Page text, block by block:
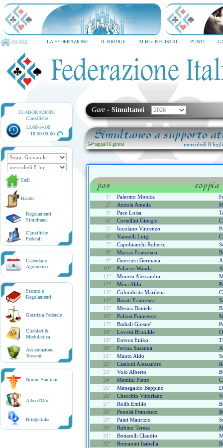
TORNEO CITTA' DI MILANO
6-8 dicembre 2026
HOME LA FEDERAZIONE IL BRIDGE ALBI e REGISTRI PUNTI
ELABORAZIONI
Classifiche
13.00-14.00
18.00-09.00
Sedi
Bando
Regolamenti
Simultanei
Classifiche
Federali
6
Calendario
Agonistico
Statuto e
Regolamenti
Giustizia Federale
Circolari &
Modulistica
Assicurazione
Tesserati
Norme Sanitarie
Albo d'Oro
Bridgelinks
Gare - Simultanei
Simultaneo a supporto
54ª tappa/16 gironi mercoledì 8
pos coppia
1° Palermo Monica
2°
Anzola Amelia
3°
Pace Luisa
4°
Cortellini Giorgio
5°
Iucolano Vincenzo
6°
Vannelli Luigi
7°
Capobianchi Roberto
8°
Marras Francesco
9°
Guerrieri Germana
10°
Polacco Wanda
11°
Moneta Alessandra
12°
Mina Aldo
13°
Colombrita Marilena
14°
Rosati Francesca
15°
Mesica Daniele
16°
Polizzi Francesco
17°
Badiali Giosue'
18°
Lovetti Brunilde
19°
Eotvos Eniko
20°
Ferrua Susanna
21°
Manto Aldo
22°
Castioni Alessandro
23°
Volo Alberto
24°
Memini Pietro
25°
Menegaldo Beppino
26°
Checchin Vittoriano
27°
Rolih Emilio
28°
Pennisi Francesco
29°
Paini Maurizio
30°
Rubino Teresa
31°
Bottarelli Claudio
32°
Romanini Isabella